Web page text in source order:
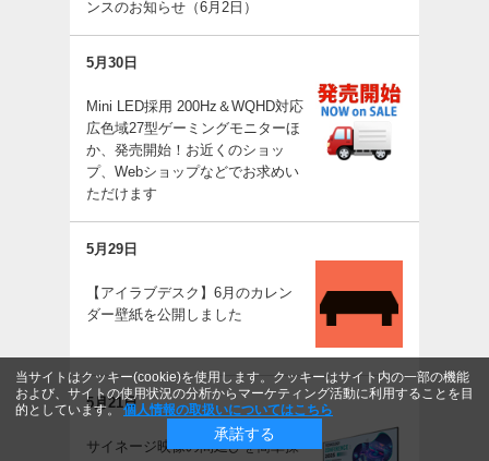
ンスのお知らせ（6月2日）
5月30日
Mini LED採用 200Hz＆WQHD対応
広色域27型ゲーミングモニターほ
か、発売開始！お近くのショッ
プ、Webショップなどでお求めい
ただけます
5月29日
【アイラブデスク】6月のカレン
ダー壁紙を公開しました
5月21日
サイネージ映像の間延びを簡単操
当サイトはクッキー(cookie)を使用します。クッキーはサイト内の一部の機能
および、サイトの使用状況の分析からマーケティング活動に利用することを目
的としています。 個人情報の取扱いについてはこちら
承諾する